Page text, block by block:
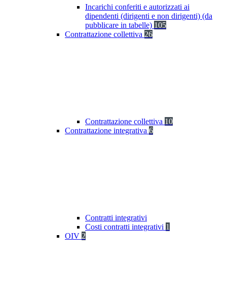
Incarichi conferiti e autorizzati ai
dipendenti (dirigenti e non dirigenti) (da
pubblicare in tabelle) 105
Contrattazione collettiva 26
Contrattazione collettiva 10
Contrattazione integrativa 6
Contratti integrativi
Costi contratti integrativi 1
OIV 2